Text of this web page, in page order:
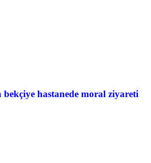
hastanede moral ziyareti